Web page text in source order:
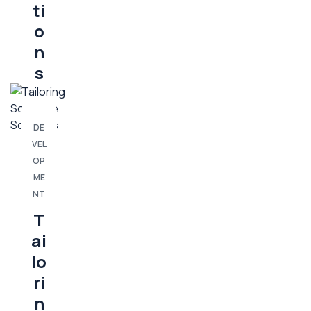
ti
o
n
s
DE
VEL
OP
ME
NT
T
ai
lo
ri
n